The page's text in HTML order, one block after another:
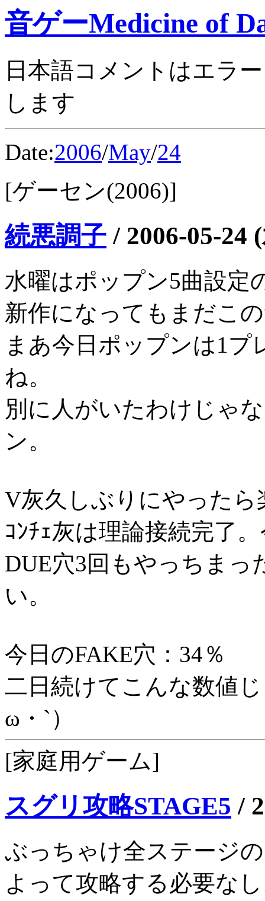
音ゲーMedicine of
日本語コメントはエラ
します
Date:2006/May/24
[ゲーセン(2006)]
続悪調子 / 2006-05-24
水曜はポップン5曲設定
新作になってもまだこ
まあ今日ポップンは1
ね。
別に人がいたわけじゃ
ン。
V灰久しぶりにやったら
ｺﾝﾁｪ灰は理論接続完了
DUE穴3回もやっちま
い。
今日のFAKE穴：34％
二日続けてこんな数値
ω・`）
[家庭用ゲーム]
スグリ攻略STAGE5 /
ぶっちゃけ全ステージ
よって攻略する必要な